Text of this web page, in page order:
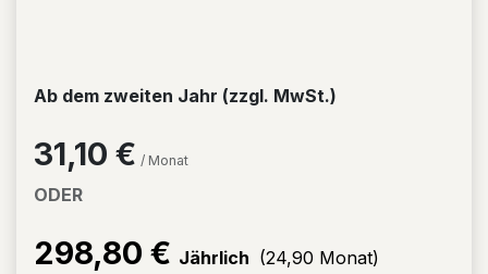
Ab dem zweiten Jahr (zzgl. MwSt.)
31,10 € / Monat
ODER
298,80 € Jährlich (24,90 Monat)